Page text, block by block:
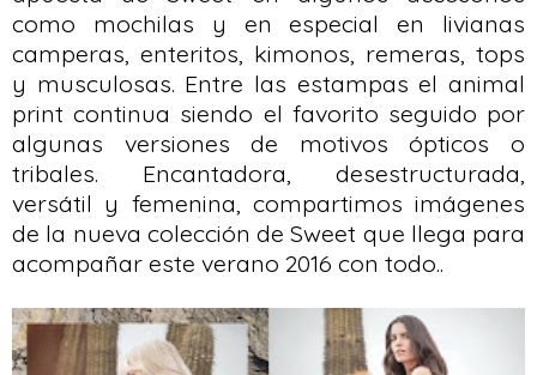
como mochilas y en especial en livianas
camperas, enteritos, kimonos, remeras, tops
y musculosas. Entre las estampas el animal
print continua siendo el favorito seguido por
algunas versiones de motivos ópticos o
tribales. Encantadora, desestructurada,
versátil y femenina, compartimos imágenes
de la nueva colección de Sweet que llega para
acompañar este verano 2016 con todo..